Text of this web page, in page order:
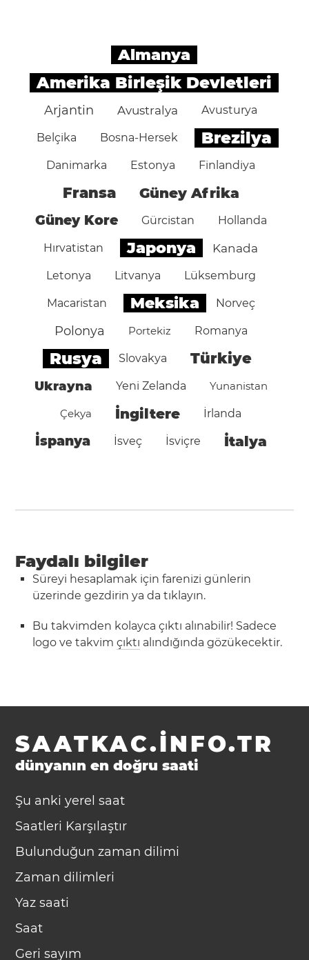
Almanya
Amerika Birleşik Devletleri
Arjantin Avustralya Avusturya
Belçika Bosna-Hersek Brezilya
Danimarka Estonya Finlandiya
Fransa Güney Afrika
Güney Kore Gürcistan Hollanda
Hırvatistan Japonya Kanada
Letonya Litvanya Lüksemburg
Macaristan Meksika Norveç
Polonya Portekiz Romanya
Rusya Slovakya Türkiye
Ukrayna Yeni Zelanda Yunanistan
Çekya İngiltere İrlanda
İspanya İsveç İsviçre İtalya
Faydalı bilgiler
Süreyi hesaplamak için farenizi günlerin
üzerinde gezdirin ya da tıklayın.
Bu takvimden kolayca çıktı alınabilir! Sadece
logo ve takvimçıktı alındığında gözükecektir.
SAATKAC.INFO.TR
dünyanın en doğru saati
Şu anki yerel saat
Saatleri Karşılaştır
Bulunduğun zaman dilimi
Zaman dilimleri
Yaz saati
Saat
Geri sayım